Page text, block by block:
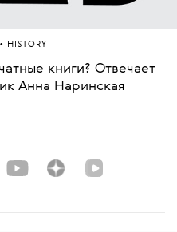
• HISTORY
книги? Отвечает
Анна Наринская